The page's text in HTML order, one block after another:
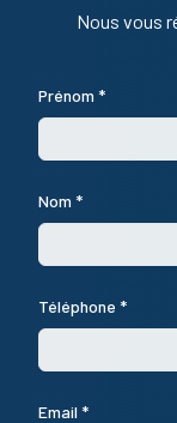
Nous vous
Prénom *
Nom *
Téléphone *
Email *